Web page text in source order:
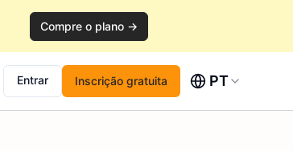
Compre o plano →
Entrar Inscrição gratuita PT